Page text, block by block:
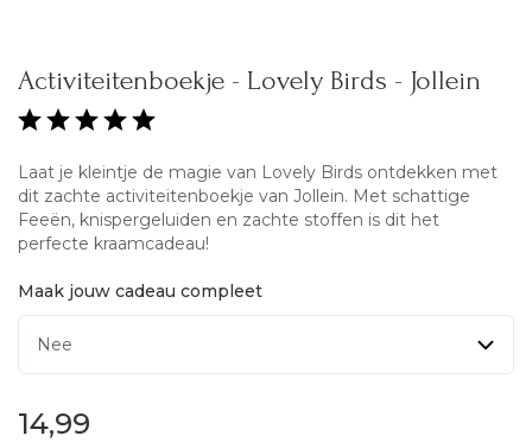
Activiteitenboekje - Lovely Birds - Jollein
Laat je kleintje de magie van Lovely Birds ontdekken met
dit zachte activiteitenboekje van Jollein. Met schattige
Feeën, knispergeluiden en zachte stoffen is dit het
perfecte kraamcadeau!
Maak jouw cadeau compleet
14,99